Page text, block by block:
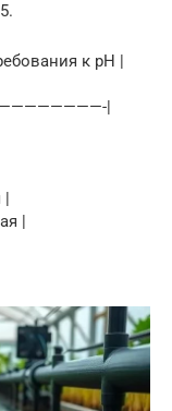
к pH |
|
|
|